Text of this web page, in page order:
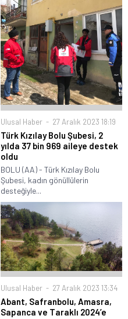
Ulusal Haber 27 Aralık 2023 18:19
Türk Kızılay Bolu Şubesi, 2
yılda 37 bin 969 aileye destek
oldu
BOLU (AA) - Türk Kızılay Bolu
Şubesi, kadın gönüllülerin
desteğiyle...
Ulusal Haber 27 Aralık 2023 13:34
Abant, Safranbolu, Amasra,
Sapanca ve Taraklı 2024’e